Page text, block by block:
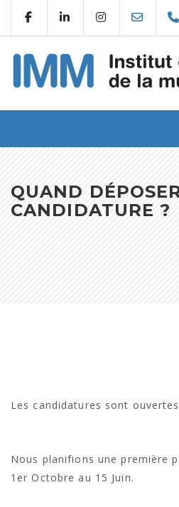
QUAND
CANDIDATURE ?
Les candidatures sont
Nous planifions une première
1er Octobre au 15 Juin.